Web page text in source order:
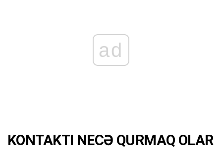
ad
KONTAKTI NECƏ QURMAQ OLAR